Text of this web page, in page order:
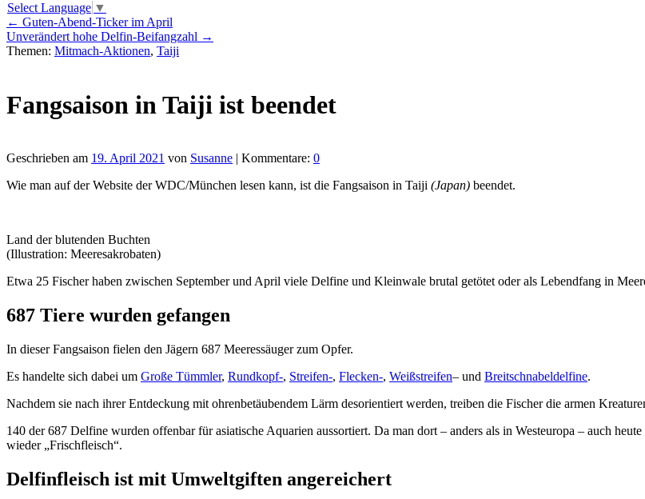
Select Language ▼
← Guten-Abend-Ticker im April
Unverändert hohe Delfin-Beifangzahl →
Themen: Mitmach-Aktionen, Taiji
Fangsaison in Taiji ist beendet
Geschrieben am 19. April 2021 von Susanne | Kommentare: 0
Wie man auf der Website der WDC/München lesen kann, ist die Fangsaison in Taiji (Japan) beendet.
Land der blutenden Buchten
(Illustration: Meeresakrobaten)
Etwa 25 Fischer haben zwischen September und April viele Delfine und Kleinwale brutal getötet oder als Lebendfang in
687 Tiere wurden gefangen
In dieser Fangsaison fielen den Jägern 687 Meeressäuger zum Opfer.
Es handelte sich dabei um Große Tümmler, Rundkopf-, Streifen-, Flecken-, Weißstreifen– und Breitschnabeldelfine.
Nachdem sie nach ihrer Entdeckung mit ohrenbetäubendem Lärm desorientiert werden, treiben die Fischer die armen
140 der 687 Delfine wurden offenbar für asiatische Aquarien aussortiert. Da man dort – anders als in Westeuropa – auch
wieder „Frischfleisch“.
Delfinfleisch ist mit Umweltgiften angereichert